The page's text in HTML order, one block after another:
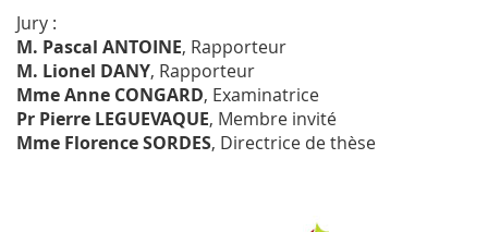
Jury :
M. Pascal ANTOINE, Rapporteur
M. Lionel DANY, Rapporteur
Mme Anne CONGARD, Examinatrice
Pr Pierre LEGUEVAQUE, Membre invité
Mme Florence SORDES, Directrice de thèse